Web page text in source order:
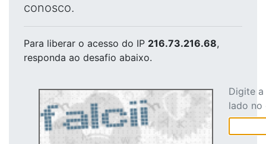
conosco.
Para liberar o acesso do IP 216.73.216.68,
responda ao desafio abaixo.
Digite
lado no